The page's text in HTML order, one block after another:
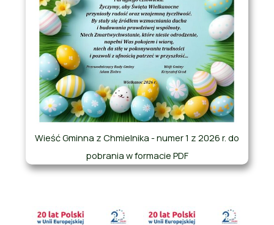
Wieść Gminna z Chmielnika - numer 1 z 2026 r. do
pobrania w formacie PDF